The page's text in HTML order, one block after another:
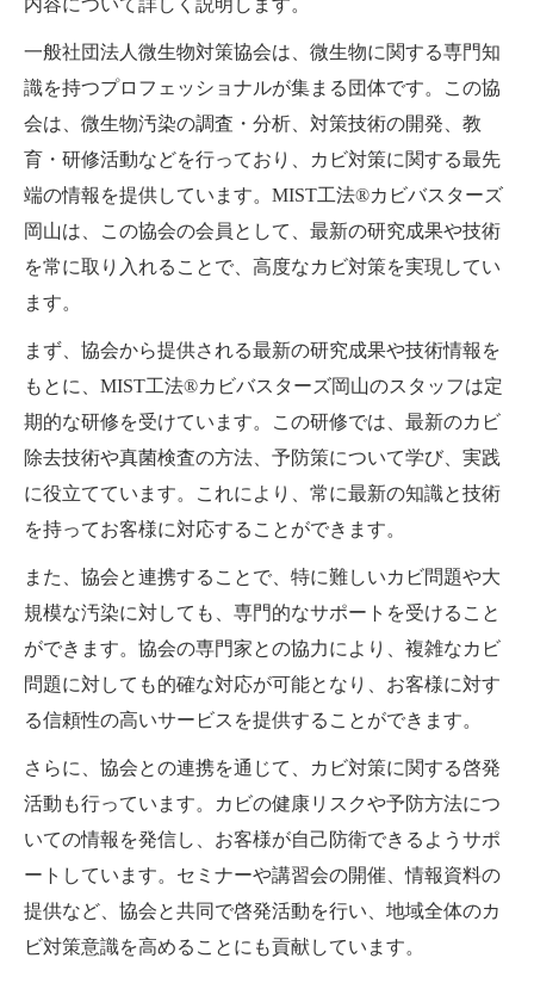
内容について詳しく説明します。
一般社団法人微生物対策協会は、微生物に関する専門知
識を持つプロフェッショナルが集まる団体です。この協
会は、微生物汚染の調査・分析、対策技術の開発、教
育・研修活動などを行っており、カビ対策に関する最先
端の情報を提供しています。MIST工法®カビバスターズ
岡山は、この協会の会員として、最新の研究成果や技術
を常に取り入れることで、高度なカビ対策を実現してい
ます。
まず、協会から提供される最新の研究成果や技術情報を
もとに、MIST工法®カビバスターズ岡山のスタッフは定
期的な研修を受けています。この研修では、最新のカビ
除去技術や真菌検査の方法、予防策について学び、実践
に役立てています。これにより、常に最新の知識と技術
を持ってお客様に対応することができます。
また、協会と連携することで、特に難しいカビ問題や大
規模な汚染に対しても、専門的なサポートを受けること
ができます。協会の専門家との協力により、複雑なカビ
問題に対しても的確な対応が可能となり、お客様に対す
る信頼性の高いサービスを提供することができます。
さらに、協会との連携を通じて、カビ対策に関する啓発
活動も行っています。カビの健康リスクや予防方法につ
いての情報を発信し、お客様が自己防衛できるようサポ
ートしています。セミナーや講習会の開催、情報資料の
提供など、協会と共同で啓発活動を行い、地域全体のカ
ビ対策意識を高めることにも貢献しています。